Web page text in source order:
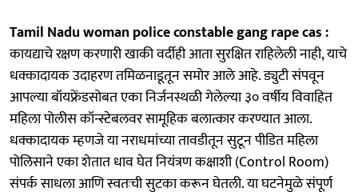
Tamil Nadu woman police constable gang rape cas :
कायद्याचे रक्षण करणारी खाकी वर्दीही आता सुरक्षित राहिलेली नाही, याचे
धक्कादायक उदाहरण तमिळनाडूतून समोर आले आहे. ड्युटी संपवून
आपल्या बॉयफ्रेंडसोबत एका निर्जनस्थळी गेलेल्या ३० वर्षीय विवाहित
महिला पोलीस कॉन्स्टेबलवर सामूहिक बलात्कार करण्यात आला.
धक्कादायक म्हणजे या नराधमांच्या तावडीतून सुटून पीडित महिला
पोलिसाने एका शेतात धाव घेत नियंत्रण कक्षाशी (Control Room)
संपर्क साधला आणि स्वतःची सुटका करून घेतली. या घटनेमुळे संपूर्ण